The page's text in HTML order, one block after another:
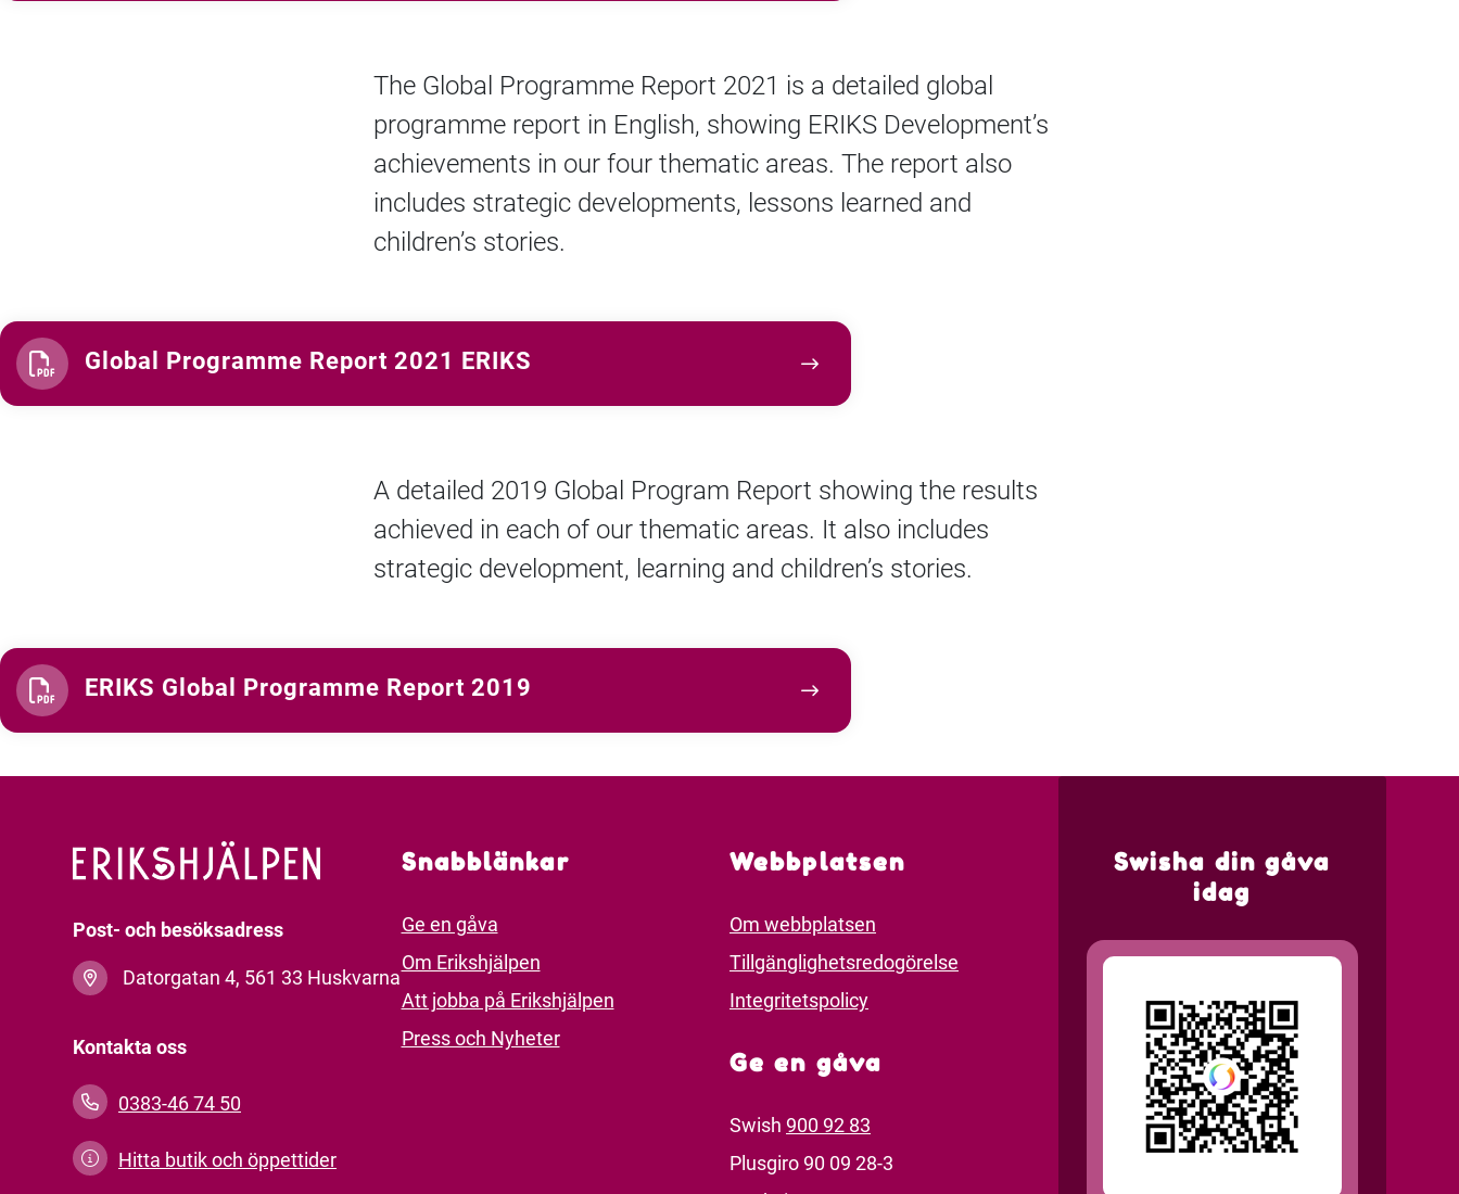
The Global Programme Report 2021 is a detailed global
programme report in English, showing ERIKS Development’s
achievements in our four thematic areas. The report also
includes strategic developments, lessons learned and
children’s stories.
Global Programme Report 2021 ERIKS
A detailed 2019 Global Program Report showing the results
achieved in each of our thematic areas. It also includes
strategic development, learning and children’s stories.
ERIKS Global Programme Report 2019
Post- och besöksadress
Datorgatan 4, 561 33 Huskvarna
Kontakta oss
0383-46 74 50
Hitta butik och öppettider
Snabblänkar
Ge en gåva
Om Erikshjälpen
Att jobba på Erikshjälpen
Press och Nyheter
Webbplatsen
Om webbplatsen
Tillgänglighetsredogörelse
Integritetspolicy
Ge en gåva
Swish 900 92 83
Plusgiro 90 09 28-3
Swisha din gåva
idag